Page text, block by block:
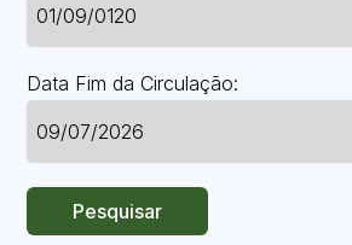
Data Fim da Circulação:
Pesquisar